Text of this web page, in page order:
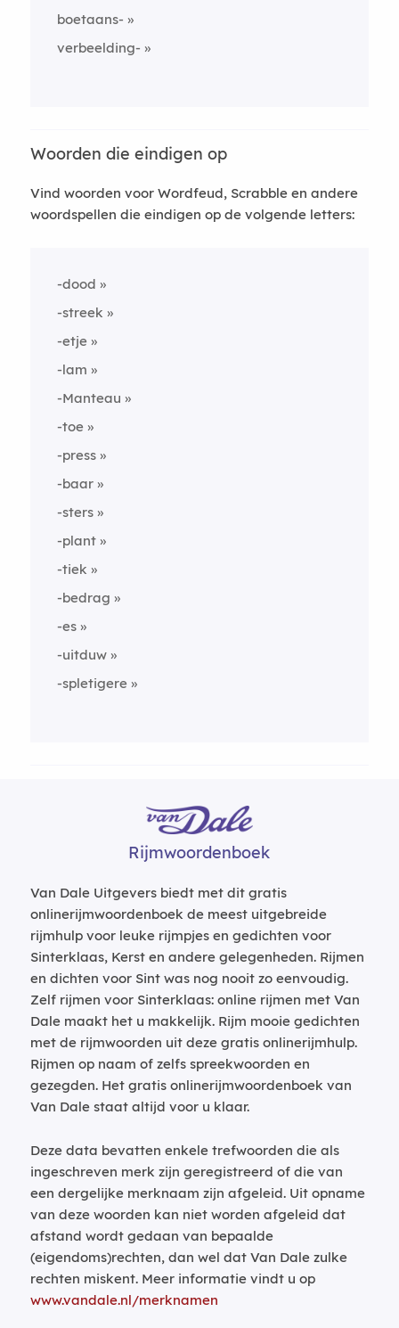
boetaans-
verbeelding-
Woorden die eindigen op
Vind woorden voor Wordfeud, Scrabble en andere
woordspellen die eindigen op de volgende letters:
-dood
-streek
-etje
-lam
-Manteau
-toe
-press
-baar
-sters
-plant
-tiek
-bedrag
-es
-uitduw
-spletigere
Rijmwoordenboek
Van Dale Uitgevers biedt met dit gratis
onlinerijmwoordenboek de meest uitgebreide
rijmhulp voor leuke rijmpjes en gedichten voor
Sinterklaas, Kerst en andere gelegenheden. Rijmen
en dichten voor Sint was nog nooit zo eenvoudig.
Zelf rijmen voor Sinterklaas: online rijmen met Van
Dale maakt het u makkelijk. Rijm mooie gedichten
met de rijmwoorden uit deze gratis onlinerijmhulp.
Rijmen op naam of zelfs spreekwoorden en
gezegden. Het gratis onlinerijmwoordenboek van
Van Dale staat altijd voor u klaar.
Deze data bevatten enkele trefwoorden die als
ingeschreven merk zijn geregistreerd of die van
een dergelijke merknaam zijn afgeleid. Uit opname
van deze woorden kan niet worden afgeleid dat
afstand wordt gedaan van bepaalde
(eigendoms)rechten, dan wel dat Van Dale zulke
rechten miskent. Meer informatie vindt u op
www.vandale.nl/merknamen